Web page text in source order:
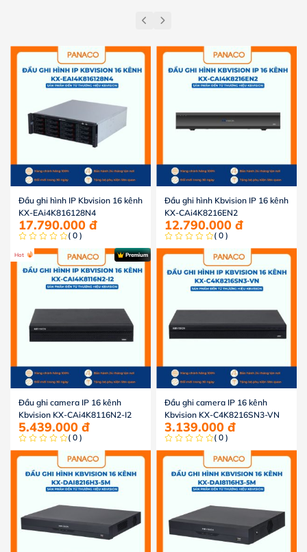
Đầu ghi hình IP Kbvision 16 kênh
KX-EAi4K816128N4
17.790.000 đ
( 0 )
Đầu ghi hình Kbvision IP 16 kênh
KX-CAi4K8216EN2
12.790.000 đ
( 0 )
Hot Premium
Đầu ghi camera IP 16 kênh
Kbvision KX-CAi4K8116N2-I2
5.439.000 đ
( 0 )
Đầu ghi camera IP 16 kênh
Kbvision KX-C4K8216SN3-VN
3.139.000 đ
( 0 )